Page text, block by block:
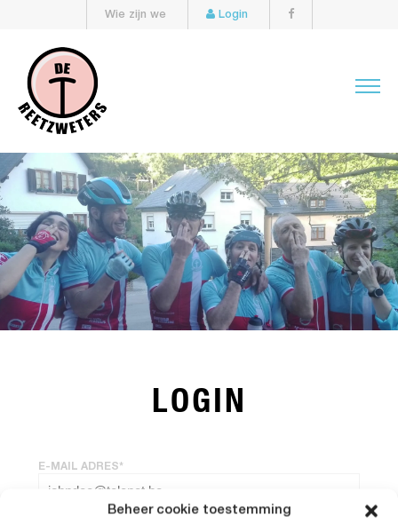
Beheer cookie toestemming
Wie zijn we Login
LOGIN
E-MAIL ADRES*